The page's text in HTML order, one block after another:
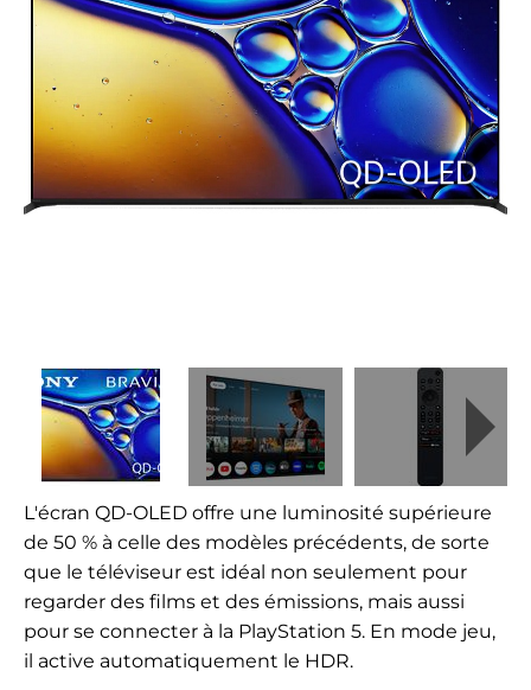
L'écran QD-OLED offre une luminosité supérieure
de 50 % à celle des modèles précédents, de sorte
que le téléviseur est idéal non seulement pour
regarder des films et des émissions, mais aussi
pour se connecter à la PlayStation 5. En mode jeu,
il active automatiquement le HDR.